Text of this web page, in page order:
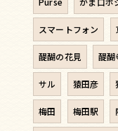
スマートフォン
醍醐の花見 醍醐
サル 猿田彦
梅田 梅田駅